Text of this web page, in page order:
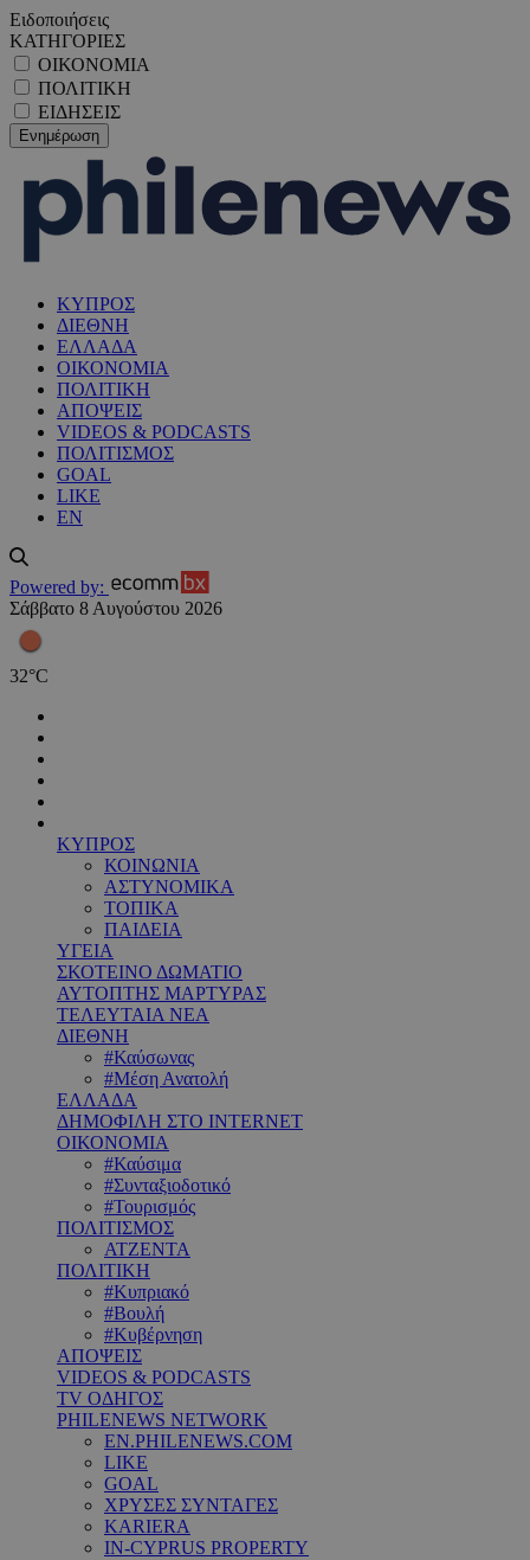
Ειδοποιήσεις
ΚΑΤΗΓΟΡΙΕΣ
ΟΙΚΟΝΟΜΙΑ
ΠΟΛΙΤΙΚΗ
ΕΙΔΗΣΕΙΣ
ΚΥΠΡΟΣ
ΔΙΕΘΝΗ
ΕΛΛΑΔΑ
ΟΙΚΟΝΟΜΙΑ
ΠΟΛΙΤΙΚΗ
ΑΠΟΨΕΙΣ
VIDEOS & PODCASTS
ΠΟΛΙΤΙΣΜΟΣ
GOAL
LIKE
EN
Powered by:
Σάββατο 8 Αυγούστου 2026
32°C
ΚΥΠΡΟΣ
ΚΟΙΝΩΝΙΑ
ΑΣΤΥΝΟΜΙΚΑ
ΤΟΠΙΚΑ
ΠΑΙΔΕΙΑ
ΥΓΕΙΑ
ΣΚΟΤΕΙΝΟ ΔΩΜΑΤΙΟ
ΑΥΤΟΠΤΗΣ ΜΑΡΤΥΡΑΣ
ΤΕΛΕΥΤΑΙΑ ΝΕΑ
ΔΙΕΘΝΗ
#Καύσωνας
#Μέση Ανατολή
ΕΛΛΑΔΑ
ΔΗΜΟΦΙΛΗ ΣΤΟ INTERNET
ΟΙΚΟΝΟΜΙΑ
#Καύσιμα
#Συνταξιοδοτικό
#Τουρισμός
ΠΟΛΙΤΙΣΜΟΣ
ΑΤΖΕΝΤΑ
ΠΟΛΙΤΙΚΗ
#Κυπριακό
#Βουλή
#Κυβέρνηση
ΑΠΟΨΕΙΣ
VIDEOS & PODCASTS
TV ΟΔΗΓΟΣ
PHILENEWS NETWORK
EN.PHILENEWS.COM
LIKE
GOAL
ΧΡΥΣΕΣ ΣΥΝΤΑΓΕΣ
KARIERA
IN-CYPRUS PROPERTY